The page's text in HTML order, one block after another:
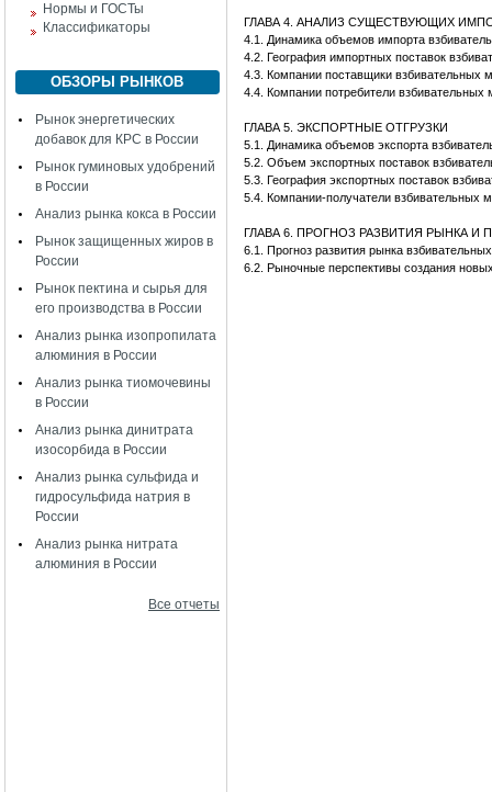
Нормы и ГОСТы
Классификаторы
ОБЗОРЫ РЫНКОВ
Рынок энергетических
добавок для КРС в России
Рынок гуминовых удобрений
в России
Анализ рынка кокса в России
Рынок защищенных жиров в
России
Рынок пектина и сырья для
его производства в России
Анализ рынка изопропилата
алюминия в России
Анализ рынка тиомочевины
в России
Анализ рынка динитрата
изосорбида в России
Анализ рынка сульфида и
гидросульфида натрия в
России
Анализ рынка нитрата
алюминия в России
Все отчеты
ГЛАВА 4. АНАЛИЗ СУЩЕСТВУЮЩИХ
4.1. Динамика объемов импорта
4.2. География импортных поставок
4.3. Компании поставщики взбивательных
4.4. Компании потребители
ГЛАВА 5. ЭКСПОРТНЫЕ ОТГРУЗКИ
5.1. Динамика объемов экспорта
5.2. Объем экспортных поставок
5.3. География экспортных поставок
5.4. Компании-получатели взбивательных
ГЛАВА 6. ПРОГНОЗ РАЗВИТИЯ РЫНКА
6.1. Прогноз развития рынка
6.2. Рыночные перспективы создания